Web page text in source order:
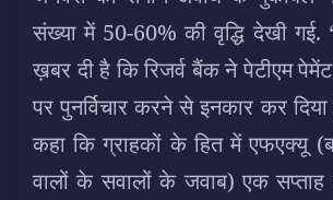
संख्या में 50-60% की वृद्धि देखी गई.
ख़बर दी है कि रिजर्व बैंक ने पेटीएम
पर पुनर्विचार करने से इनकार कर
कहा कि ग्राहकों के हित में एफएक्यू
वालों के सवालों के जवाब) एक सप्ताह